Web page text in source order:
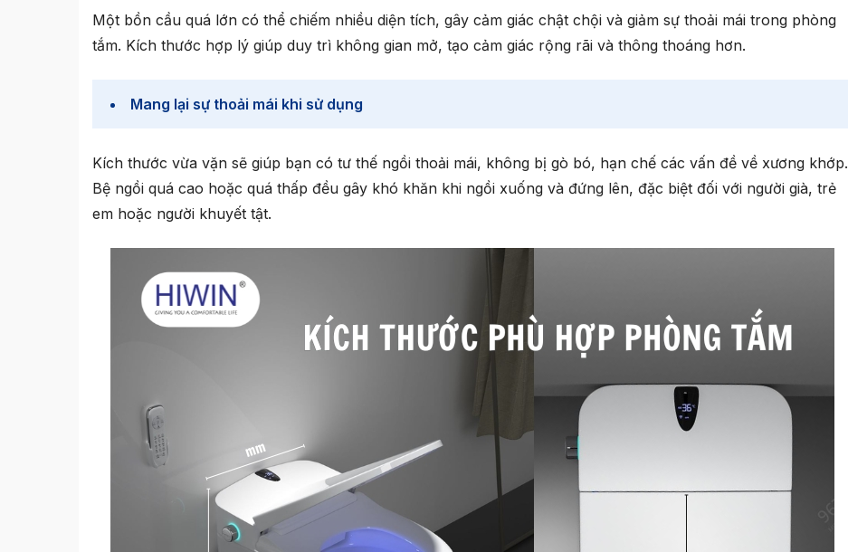
Một bồn cầu quá lớn có thể chiếm nhiều diện tích, gây cảm giác chật chội và giảm sự thoải mái trong phòng
tắm. Kích thước hợp lý giúp duy trì không gian mở, tạo cảm giác rộng rãi và thông thoáng hơn.
Mang lại sự thoải mái khi sử dụng
Kích thước vừa vặn sẽ giúp bạn có tư thế ngồi thoải mái, không bị gò bó, hạn chế các vấn đề về xương khớp.
Bệ ngồi quá cao hoặc quá thấp đều gây khó khăn khi ngồi xuống và đứng lên, đặc biệt đối với người già, trẻ
em hoặc người khuyết tật.